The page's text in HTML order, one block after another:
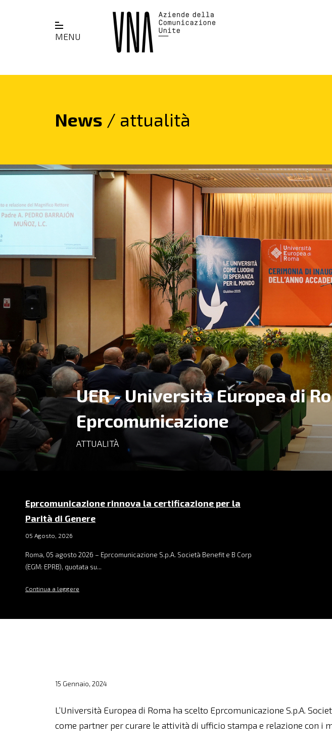
MENU
News / attualità
UER - Università Europea di
Eprcomunicazione
ATTUALITÀ
Eprcomunicazione rinnova la certificazione per la
Parità di Genere
05 Agosto, 2026
Roma, 05 agosto 2026 – Eprcomunicazione S.p.A. Società Benefit e B Corp
(EGM: EPRB), quotata su...
Continua a leggere
15 Gennaio, 2024
L’Università Europea di Roma ha scelto Eprcomunicazione S.p.A.
come partner per curare le attività di ufficio stampa e relazione con i